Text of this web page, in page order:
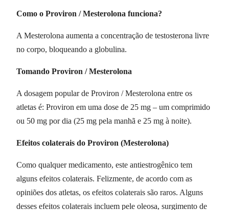
Como o Proviron / Mesterolona funciona?
A Mesterolona aumenta a concentração de testosterona livre
no corpo, bloqueando a globulina.
Tomando Proviron / Mesterolona
A dosagem popular de Proviron / Mesterolona entre os
atletas é: Proviron em uma dose de 25 mg – um comprimido
ou 50 mg por dia (25 mg pela manhã e 25 mg à noite).
Efeitos colaterais do Proviron (Mesterolona)
Como qualquer medicamento, este antiestrogênico tem
alguns efeitos colaterais. Felizmente, de acordo com as
opiniões dos atletas, os efeitos colaterais são raros. Alguns
desses efeitos colaterais incluem pele oleosa, surgimento de